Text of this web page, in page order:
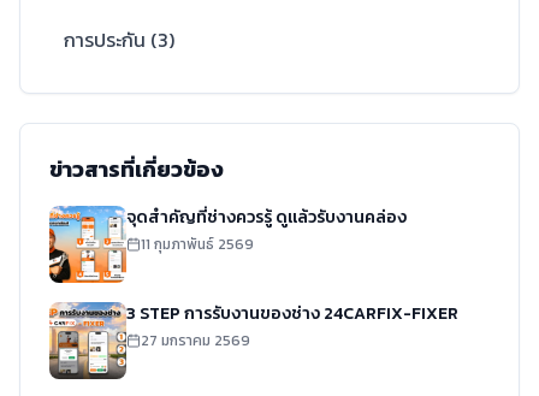
การประกัน (3)
ข่าวสารที่เกี่ยวข้อง
จุดสำคัญที่ช่างควรรู้ ดูแล้วรับงานคล่อง
11 กุมภาพันธ์ 2569
3 STEP การรับงานของช่าง 24CARFIX-FIXER
27 มกราคม 2569